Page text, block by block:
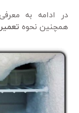
در ادامه به
همچنین نحوه